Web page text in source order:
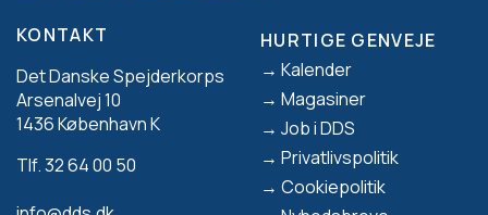
KONTAKT
Det Danske Spejderkorps
Arsenalvej 10
1436 København K
Tlf. 32 64 00 50
Footer
HURTIGE GENVEJE
Kalender
Magasiner
Job i DDS
Privatlivspolitik
Cookiepolitik